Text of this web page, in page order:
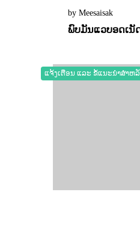
by Meesaisak
ພົບມັນແວບອດເນັດ
ແຈ້ງເຕືອນ ແລະ ຂໍ້ແນະນຳສຳຫ